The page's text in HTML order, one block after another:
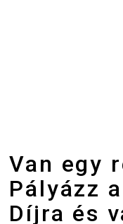
Van egy
Pályázz
Díjra és